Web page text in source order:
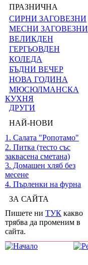
ПРАЗНИЧНА
СИРНИ ЗАГОВЕЗНИ
МЕСНИ ЗАГОВЕЗНИ
ВЕЛИКДЕН
ГЕРГЬОВДЕН
КОЛЕДА
БЪДНИ ВЕЧЕР
НОВА ГОДИНА
МЮСЮЛМАНСКА
КУХНЯ
ДРУГИ
НАЙ-НОВИ
1. Салата "Ропотамо"
2. Питка (тесто със
заквасена сметана)
3. Домашен хляб без
месене
4. Пърленки на фурна
ЗА САЙТА
Пишете ни ТУК какво
трябва да променим в
сайта.